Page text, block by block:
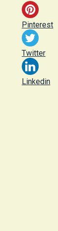
Pinterest
Twitter
Linkedin